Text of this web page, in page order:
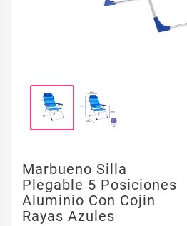
Marbueno Silla
Plegable 5 Posiciones
Aluminio Con Cojin
Rayas Azules